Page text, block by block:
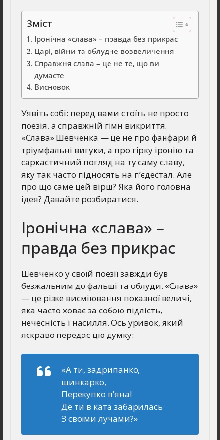
Зміст
Іронічна «слава» – правда без прикрас
Царі, війни та облудне возвеличення
Справжня слава – це не те, що ви
думаєте
Висновок
Уявіть собі: перед вами стоїть не просто
поезія, а справжній гімн викриття.
«Слава» Шевченка — це не про фанфари й
тріумфальні вигуки, а про гірку іронію та
саркастичний погляд на ту саму славу,
яку так часто підносять на п’єдестал. Але
про що саме цей вірш? Яка його головна
ідея? Давайте розбиратися.
Іронічна «слава» –
правда без прикрас
Шевченко у своїй поезії завжди був
безжальним до фальші та облуди. «Слава»
— це різке висміювання показної величі,
яка часто ховає за собою підлість,
нечесність і насилля. Ось уривок, який
яскраво передає цю думку:
«А ти, задрипанко,
шинкарко,
Перекупко п’яна!
Де ти в ката забарилась
З своїми лучами?»